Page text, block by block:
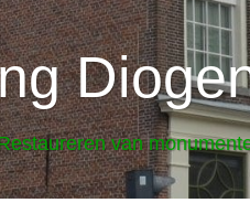
van
projecten huren